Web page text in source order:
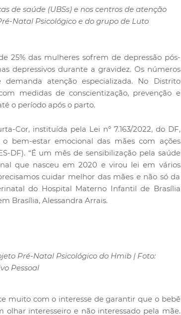
de saúde (UBSs) e nos centros de atenção
Natal Psicológico e do grupo de Luto
25% das mulheres sofrem de depressão pós-
depressivos durante a gravidez. Os números
atenção especializada. No Distrito
medidas de conscientização, prevenção e
o período após o parto.
Cor, instituída pela Lei nº 7.163/2022, do DF,
bem-estar emocional das mães com ações
DF). “É um mês de sensibilização pela saúde
que nasceu em 2020 e virou lei em vários
cuidar melhor das mães e não só da
do Hospital Materno Infantil de Brasília
Brasília, Alessandra Arrais.
Pré-Natal Psicológico do Hmib | Foto:
Pessoal
muito com o interesse de garantir que o bebê
olhar interesseiro e não interessado pela mãe.